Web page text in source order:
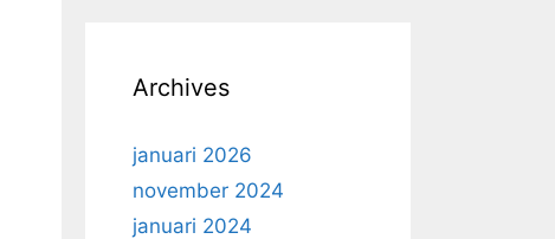
Archives
januari 2026
november 2024
januari 2024